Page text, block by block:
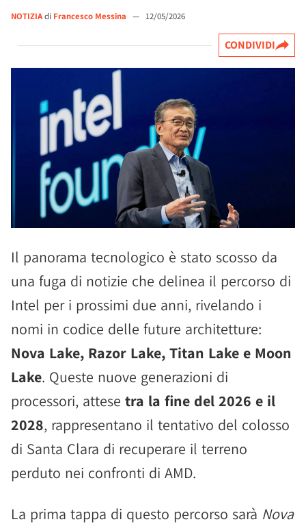
NOTIZIAdi Francesco Messina — 12/05/2026
CONDIVIDI
Il panorama tecnologico è stato scosso da
una fuga di notizie che delinea il percorso di
Intel per i prossimi due anni, rivelando i
nomi in codice delle future architetture:
Nova Lake, Razor Lake, Titan Lake e Moon
Lake. Queste nuove generazioni di
processori, attese tra la fine del 2026 e il
2028, rappresentano il tentativo del colosso
di Santa Clara di recuperare il terreno
perduto nei confronti di AMD.
La prima tappa di questo percorso sarà Nova